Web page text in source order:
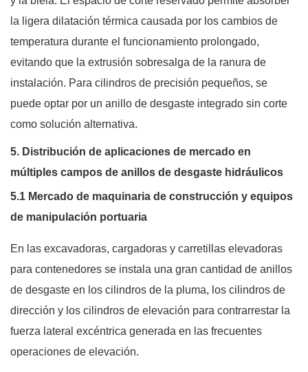
la ligera dilatación térmica causada por los cambios de
temperatura durante el funcionamiento prolongado,
evitando que la extrusión sobresalga de la ranura de
instalación. Para cilindros de precisión pequeños, se
puede optar por un anillo de desgaste integrado sin corte
como solución alternativa.
5. Distribución de aplicaciones de mercado en
múltiples campos de anillos de desgaste hidráulicos
5.1 Mercado de maquinaria de construcción y equipos
de manipulación portuaria
En las excavadoras, cargadoras y carretillas elevadoras
para contenedores se instala una gran cantidad de anillos
de desgaste en los cilindros de la pluma, los cilindros de
dirección y los cilindros de elevación para contrarrestar la
fuerza lateral excéntrica generada en las frecuentes
operaciones de elevación.